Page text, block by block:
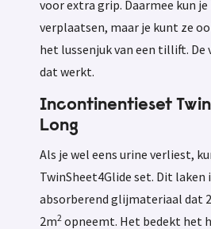
voor extra grip. Daarmee kun
verplaatsen, maar je kunt ze
het lussenjuk van een tillift. De
dat werkt.
Incontinentieset
Long
Als je wel eens urine verliest,
TwinSheet4Glide set. Dit laken
absorberend glijmateriaal dat
2m2 opneemt. Het bedekt het